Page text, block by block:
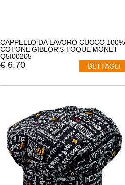
CAPPELLO DA LAVORO CUOCO 100%
COTONE GIBLOR'S TOQUE MONET
Q5I00205
€ 6,70 DETTAGLI